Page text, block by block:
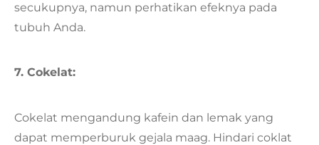
secukupnya, namun perhatikan efeknya pada
tubuh Anda.
7. Cokelat:
Cokelat mengandung kafein dan lemak yang
dapat memperburuk gejala maag. Hindari coklat